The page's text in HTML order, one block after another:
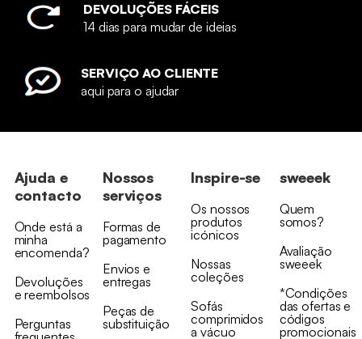
DEVOLUÇÕES FÁCEIS
14 dias para mudar de ideias
SERVIÇO AO CLIENTE
aqui para o ajudar
Ajuda e
contacto
Onde está a
minha
encomenda?
Devoluções
e reembolsos
Perguntas
Nossos
serviços
Formas de
pagamento
Envios e
entregas
Peças de
substituição
Inspire-se
Os nossos
produtos
icónicos
Nossas
coleções
Sofás
comprimidos
a vácuo
sweeek
Quem
somos?
Avaliação
sweeek
*Condições
das ofertas e
códigos
promocionais